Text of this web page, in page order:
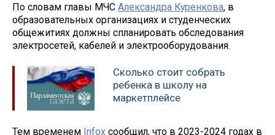
По словам главы МЧС Александра Куренкова, в
образовательных организациях и студенческих
общежитиях должны спланировать обследования
электросетей, кабелей и электрооборудования.
Сколько стоит собрать
ребенка в школу на
маркетплейсе
Тем временем Infox сообщил, что в 2023-2024 годах в